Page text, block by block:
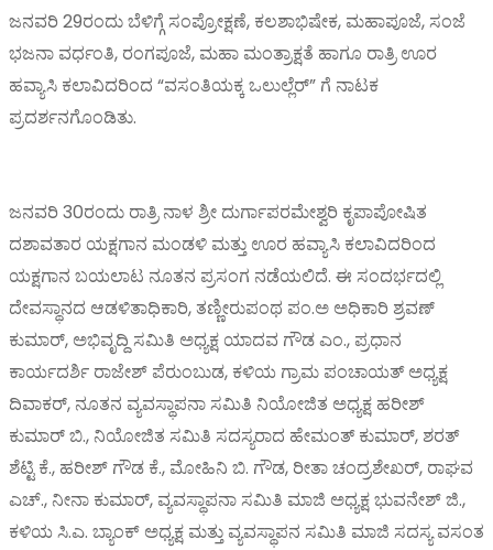
ಜನವರಿ 29ರಂದು ಬೆಳಿಗ್ಗೆ ಸಂಪ್ರೋಕ್ಷಣೆ, ಕಲಶಾಭಿಷೇಕ, ಮಹಾಪೂಜೆ, ಸಂಜೆ
ಭಜನಾ ವರ್ಧಂತಿ, ರಂಗಪೂಜೆ, ಮಹಾ ಮಂತ್ರಾಕ್ಷತೆ ಹಾಗೂ ರಾತ್ರಿ ಊರ
ಹವ್ಯಾಸಿ ಕಲಾವಿದರಿಂದ “ವಸಂತಿಯಕ್ಕ ಒಲುಲ್ಲೆರ್” ಗೆ ನಾಟಕ
ಪ್ರದರ್ಶನಗೊಂಡಿತು.
ಜನವರಿ 30ರಂದು ರಾತ್ರಿ ನಾಳ ಶ್ರೀ ದುರ್ಗಾಪರಮೇಶ್ವರಿ ಕೃಪಾಪೋಷಿತ
ದಶಾವತಾರ ಯಕ್ಷಗಾನ ಮಂಡಳಿ ಮತ್ತು ಊರ ಹವ್ಯಾಸಿ ಕಲಾವಿದರಿಂದ
ಯಕ್ಷಗಾನ ಬಯಲಾಟ ನೂತನ ಪ್ರಸಂಗ ನಡೆಯಲಿದೆ. ಈ ಸಂದರ್ಭದಲ್ಲಿ
ದೇವಸ್ಥಾನದ ಆಡಳಿತಾಧಿಕಾರಿ, ತಣ್ಣೀರುಪಂಥ ಪಂ.ಅ ಅಧಿಕಾರಿ ಶ್ರವಣ್
ಕುಮಾರ್, ಅಭಿವೃದ್ದಿ ಸಮಿತಿ ಅಧ್ಯಕ್ಷ ಯಾದವ ಗೌಡ ಎಂ., ಪ್ರಧಾನ
ಕಾರ್ಯದರ್ಶಿ ರಾಜೇಶ್ ಪೆರುಂಬುಡ, ಕಳಿಯ ಗ್ರಾಮ ಪಂಚಾಯತ್ ಅಧ್ಯಕ್ಷ
ದಿವಾಕರ್, ನೂತನ ವ್ಯವಸ್ಥಾಪನಾ ಸಮಿತಿ ನಿಯೋಜಿತ ಅಧ್ಯಕ್ಷ ಹರೀಶ್
ಕುಮಾರ್ ಬಿ., ನಿಯೋಜಿತ ಸಮಿತಿ ಸದಸ್ಯರಾದ ಹೇಮಂತ್ ಕುಮಾರ್, ಶರತ್
ಶೆಟ್ಟಿ ಕೆ., ಹರೀಶ್ ಗೌಡ ಕೆ., ಮೋಹಿನಿ ಬಿ. ಗೌಡ, ರೀತಾ ಚಂದ್ರಶೇಖರ್, ರಾಘವ
ಎಚ್., ನೀನಾ ಕುಮಾರ್, ವ್ಯವಸ್ಥಾಪನಾ ಸಮಿತಿ ಮಾಜಿ ಅಧ್ಯಕ್ಷ ಭುವನೇಶ್ ಜಿ.,
ಕಳಿಯ ಸಿ.ಎ. ಬ್ಯಾಂಕ್ ಅಧ್ಯಕ್ಷ ಮತ್ತು ವ್ಯವಸ್ಥಾಪನ ಸಮಿತಿ ಮಾಜಿ ಸದಸ್ಯ ವಸಂತ